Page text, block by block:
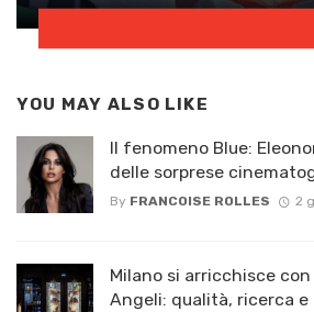
YOU MAY ALSO LIKE
Il fenomeno Blue:
delle sorprese
By FRANCOISE ROLLES 2
Milano si arricchisce con
Angeli: qualità, ricerca